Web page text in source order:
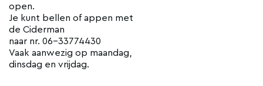
open.
Je kunt bellen of appen met
de Ciderman
naar nr. 06-33774430
Vaak aanwezig op maandag,
dinsdag en vrijdag.